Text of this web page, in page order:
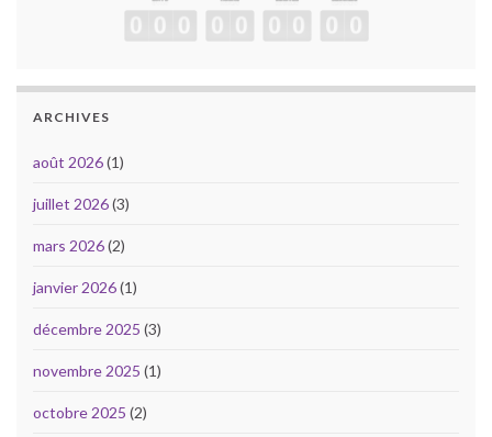
ARCHIVES
août 2026(1)
juillet 2026(3)
mars 2026(2)
janvier 2026(1)
décembre 2025 (3)
novembre 2025 (1)
octobre 2025 (2)